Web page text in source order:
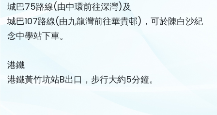
城巴75路線(由中環前往深灣)及
城巴107路線(由九龍灣前往華貴邨)，可於陳白沙紀
念中學站下車。
港鐵
港鐵黃竹坑站B出口，步行大約5分鐘。